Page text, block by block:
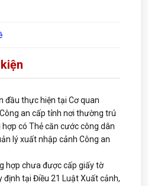
đầu thực hiện tại Cơ quan
an cấp tỉnh nơi thường trú
có Thẻ căn cước công dân
lý xuất nhập cảnh Công an
hợp chưa được cấp giấy tờ
tại Điều 21 Luật Xuất cảnh,